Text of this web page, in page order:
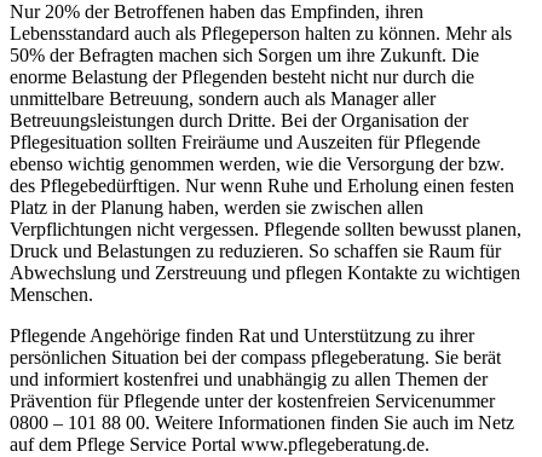
Nur 20% der Betroffenen haben das Empfinden, ihren
Lebensstandard auch als Pflegeperson halten zu können. Mehr als
50% der Befragten machen sich Sorgen um ihre Zukunft. Die
enorme Belastung der Pflegenden besteht nicht nur durch die
unmittelbare Betreuung, sondern auch als Manager aller
Betreuungsleistungen durch Dritte. Bei der Organisation der
Pflegesituation sollten Freiräume und Auszeiten für Pflegende
ebenso wichtig genommen werden, wie die Versorgung der bzw.
des Pflegebedürftigen. Nur wenn Ruhe und Erholung einen festen
Platz in der Planung haben, werden sie zwischen allen
Verpflichtungen nicht vergessen. Pflegende sollten bewusst planen,
Druck und Belastungen zu reduzieren. So schaffen sie Raum für
Abwechslung und Zerstreuung und pflegen Kontakte zu wichtigen
Menschen.
Pflegende Angehörige finden Rat und Unterstützung zu ihrer
persönlichen Situation bei der compass pflegeberatung. Sie berät
und informiert kostenfrei und unabhängig zu allen Themen der
Prävention für Pflegende unter der kostenfreien Servicenummer
0800 – 101 88 00. Weitere Informationen finden Sie auch im Netz
auf dem Pflege Service Portal www.pflegeberatung.de.